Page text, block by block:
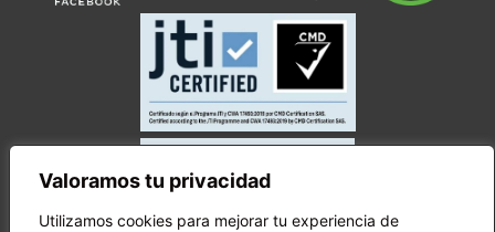
Valoramos tu privacidad
Utilizamos cookies para mejorar tu experiencia de